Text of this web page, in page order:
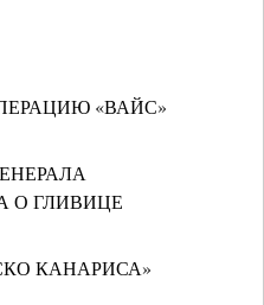
«ВАЙС»
О ГЛИВИЦЕ
КАНАРИСА»